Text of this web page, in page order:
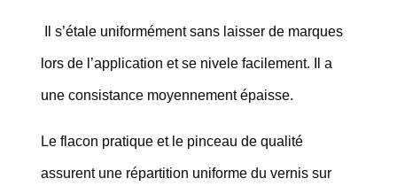
Il s’étale uniformément sans laisser de marques
lors de l’application et se nivele facilement. Il a
une consistance moyennement épaisse.
Le flacon pratique et le pinceau de qualité
assurent une répartition uniforme du vernis sur